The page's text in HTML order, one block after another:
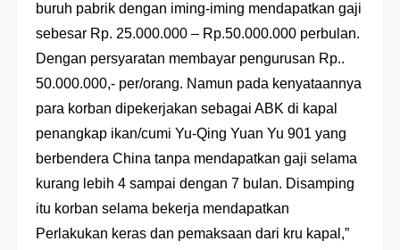
buruh pabrik dengan iming-iming mendapatkan gaji
sebesar Rp. 25.000.000 – Rp.50.000.000 perbulan.
Dengan persyaratan membayar pengurusan Rp..
50.000.000,- per/orang. Namun pada kenyataannya
para korban dipekerjakan sebagai ABK di kapal
penangkap ikan/cumi Yu-Qing Yuan Yu 901 yang
berbendera China tanpa mendapatkan gaji selama
kurang lebih 4 sampai dengan 7 bulan. Disamping
itu korban selama bekerja mendapatkan
Perlakukan keras dan pemaksaan dari kru kapal,”